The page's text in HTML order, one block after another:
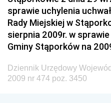
Dziennik Urzędowy
Dziennik Urzędowy
Społecznej
Dziennik Urzędowy
i Gospodarki Morskiej
sprawie uchylenia
Rady Miejskiej w
sierpnia 2009r. w
Gminy Stąporków na
Dziennik Urzędowy
2009 nr 474 poz. 3450